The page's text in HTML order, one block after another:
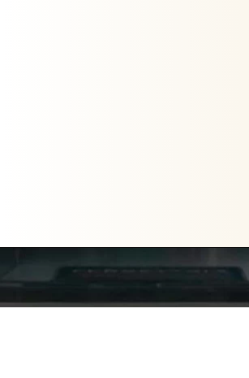
Nuestra empresa